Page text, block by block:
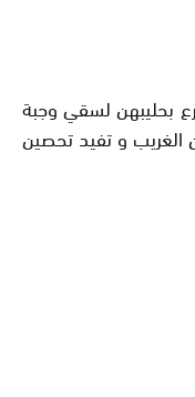
بحليبهن لسقي وجبة
الغريب و تفيد تحصين